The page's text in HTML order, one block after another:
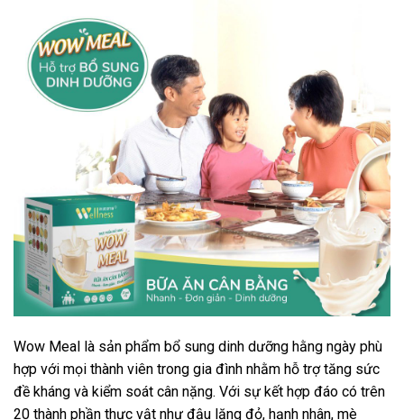
Wow Meal là sản phẩm bổ sung dinh dưỡng hằng ngày phù
hợp với mọi thành viên trong gia đình nhằm hỗ trợ tăng sức
đề kháng và kiểm soát cân nặng. Với sự kết hợp đáo có trên
20 thành phần thực vật như đậu lăng đỏ, hạnh nhân, mè